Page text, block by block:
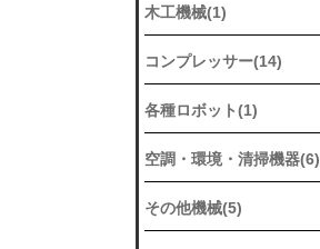
木工機械(1)
コンプレッサー(14)
各種ロボット(1)
空調・環境・清掃機器(6)
その他機械(5)